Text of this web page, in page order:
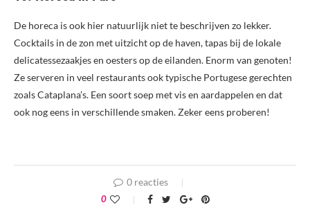
De horeca is ook hier natuurlijk niet te beschrijven zo lekker.
Cocktails in de zon met uitzicht op de haven, tapas bij de lokale
delicatessezaakjes en oesters op de eilanden. Enorm van genoten!
Ze serveren in veel restaurants ook typische Portugese gerechten
zoals Cataplana’s. Een soort soep met vis en aardappelen en dat
ook nog eens in verschillende smaken. Zeker eens proberen!
0 reacties
0